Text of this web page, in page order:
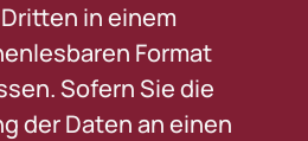
in einem
Format
Sofern Sie die
der Daten an einen